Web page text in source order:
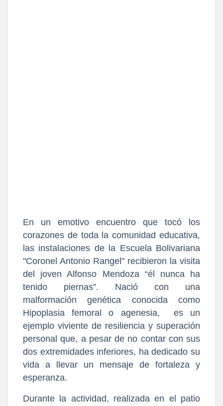
En un emotivo encuentro que tocó los
corazones de toda la comunidad educativa,
las instalaciones de la Escuela Bolivariana
"Coronel Antonio Rangel" recibieron la visita
del jovenAlfonso Mendoza “él nunca ha
tenido piernas”. Nació con una
malformación genética conocida como
Hipoplasia femoral o agenesia,
es un
ejemplo viviente de resiliencia y superación
personal que, a pesar de no contar con sus
dos extremidades inferiores, ha dedicado su
vida a llevar un mensaje de fortaleza y
esperanza.
Durante la actividad, realizada en el patio